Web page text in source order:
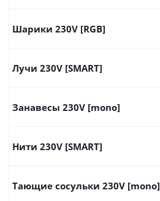
Шарики 230V [RGB]
Лучи 230V [SMART]
Занавесы 230V [mono]
Нити 230V [SMART]
Тающие сосульки 230V [mono]